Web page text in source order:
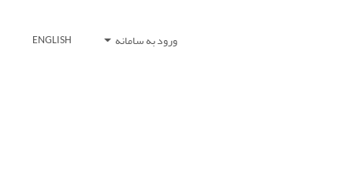
ورود به سامانه ENGLISH